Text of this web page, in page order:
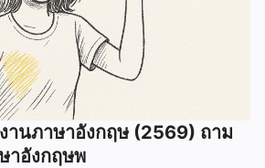
นภาษาอังกฤษ (2569) ถาม
าอังกฤษพ